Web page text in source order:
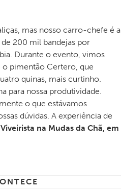
mas nosso carro-chefe é a
200 mil bandejas por
Durante o evento, vimos
o pimentão Certero, que
quinas, mais curtinho.
para nossa produtividade.
o que estávamos
dúvidas. A experiência de
na Mudas da Chã, em